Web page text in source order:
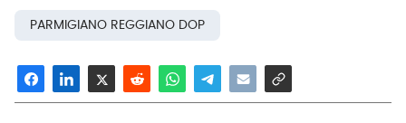
PARMIGIANO REGGIANO DOP